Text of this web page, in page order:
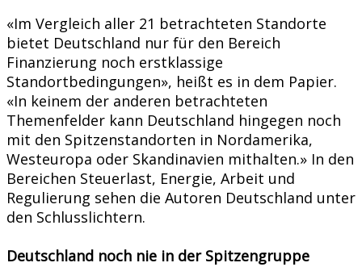
«Im Vergleich aller 21 betrachteten Standorte
bietet Deutschland nur für den Bereich
Finanzierung noch erstklassige
Standortbedingungen», heißt es in dem Papier.
«In keinem der anderen betrachteten
Themenfelder kann Deutschland hingegen noch
mit den Spitzenstandorten in Nordamerika,
Westeuropa oder Skandinavien mithalten.» In den
Bereichen Steuerlast, Energie, Arbeit und
Regulierung sehen die Autoren Deutschland unter
den Schlusslichtern.
Deutschland noch nie in der Spitzengruppe